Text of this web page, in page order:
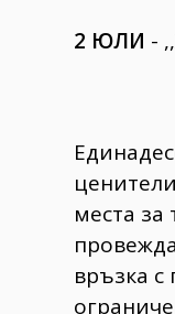
2 ЮЛИ -
места за
връзка с